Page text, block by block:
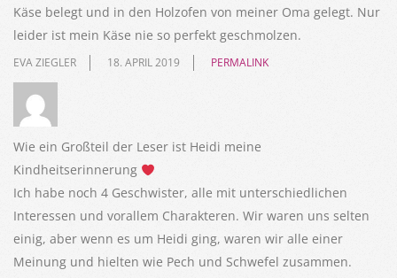
Käse belegt und in den Holzofen von meiner Oma gelegt. Nur
leider ist mein Käse nie so perfekt geschmolzen.
EVA ZIEGLER 18. APRIL 2019 PERMALINK
Wie ein Großteil der Leser ist Heidi meine
Kindheitserinnerung
Ich habe noch 4 Geschwister, alle mit unterschiedlichen
Interessen und vorallem Charakteren. Wir waren uns selten
einig, aber wenn es um Heidi ging, waren wir alle einer
Meinung und hielten wie Pech und Schwefel zusammen.